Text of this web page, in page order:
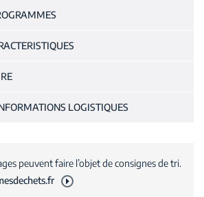
LOGISTIQUES
peuvent faire l’objet de consignes de tri.